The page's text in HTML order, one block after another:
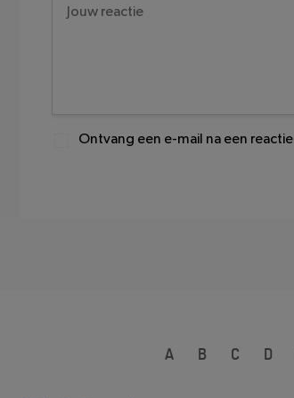
Ontvang een e-mail na een reactie
A B C D